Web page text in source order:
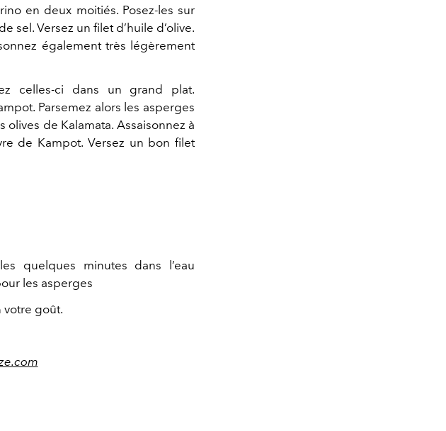
en deux moitiés. Posez-les sur
sel. Versez un filet d’huile d’olive.
également très légèrement
celles-ci dans un grand plat.
Parsemez alors les asperges
olives de Kalamata. Assaisonnez à
de Kampot. Versez un bon filet
quelques minutes dans l’eau
les asperges
votre goût.